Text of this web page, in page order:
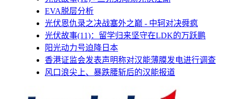
EVA脱层分析
光伏恩仇录之决战塞外之巅 - 中轲对决舜疯
光伏故事(11)：留学归来坚守在LDK的万跃鹏
阳光动力号迫降日本
香港证监会发表声明称对汉能薄膜发电进行调查
风口浪尖上、暴跌腰斩后的汉能报道